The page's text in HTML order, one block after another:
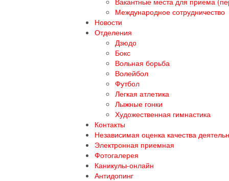
Международное сотрудничество
Новости
Отделения
Дзюдо
Бокс
Вольная борьба
Волейбол
Футбол
Легкая атлетика
Лыжные гонки
Художественная гимнастика
Контакты
Независимая оценка качества
Электронная приемная
Фотогалерея
Каникулы-онлайн
Антидопинг